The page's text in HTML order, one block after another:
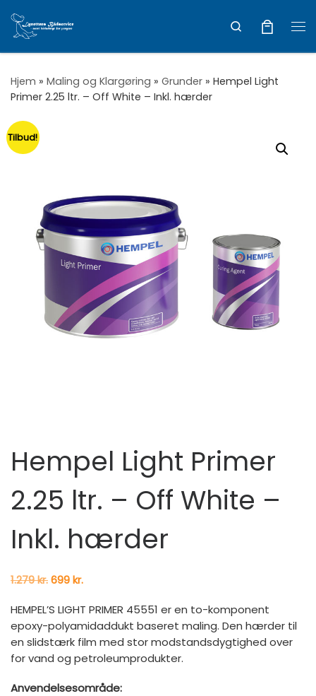
Vis hele indholdet
Search
Hjem » Maling og Klargøring » Grunder » Hempel Light
Primer 2.25 ltr. – Off White – Inkl. hærder
Tilbud!
Hempel Light Primer
2.25 ltr. – Off White –
Inkl. hærder
1.279kr.Den oprindelige pris var: 1.279 kr..
699kr.Den aktuelle pris er: 699 kr..
HEMPEL’S LIGHT PRIMER 45551 er en to-komponent
epoxy-polyamidaddukt baseret maling. Den hærder til
en slidstærk film med stor modstandsdygtighed over
for vand og petroleumprodukter.
Anvendelsesområde: